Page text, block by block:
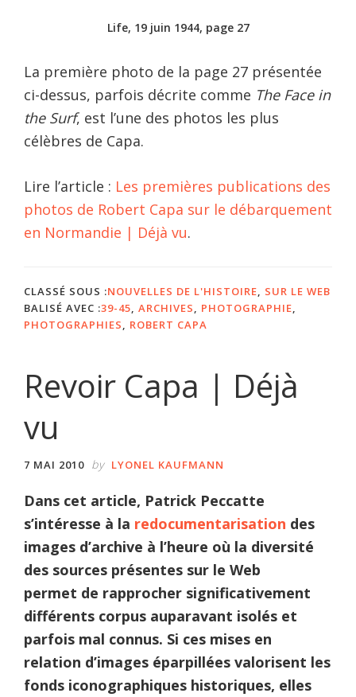
Life, 19 juin 1944, page 27
La première photo de la page 27 présentée
ci-dessus, parfois décrite comme The Face in
the Surf, est l’une des photos les plus
célèbres de Capa.
Lire l’article : Les premières publications des
photos de Robert Capa sur le débarquement
en Normandie | Déjà vu.
CLASSÉ SOUS :NOUVELLES DE L'HISTOIRE
SUR LE WEB
BALISÉ AVEC :39-45 ARCHIVES PHOTOGRAPHIE
PHOTOGRAPHIES
ROBERT CAPA
Revoir Capa | Déjà
vu
7 MAI 2010 by LYONEL KAUFMANN
Dans cet article, Patrick Peccatte
s’intéresse à la redocumentarisation des
images d’archive à l’heure où la diversité
des sources présentes sur le Web
permet de rapprocher significativement
différents corpus auparavant isolés et
parfois mal connus. Si ces mises en
relation d’images éparpillées valorisent les
fonds iconographiques historiques, elles